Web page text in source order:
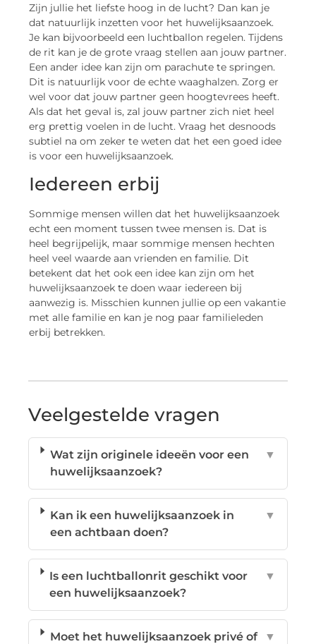
Zijn jullie het liefste hoog in de lucht? Dan kan je
dat natuurlijk inzetten voor het huwelijksaanzoek.
Je kan bijvoorbeeld een luchtballon regelen. Tijdens
de rit kan je de grote vraag stellen aan jouw partner.
Een ander idee kan zijn om parachute te springen.
Dit is natuurlijk voor de echte waaghalzen. Zorg er
wel voor dat jouw partner geen hoogtevrees heeft.
Als dat het geval is, zal jouw partner zich niet heel
erg prettig voelen in de lucht. Vraag het desnoods
subtiel na om zeker te weten dat het een goed idee
is voor een huwelijksaanzoek.
Iedereen erbij
Sommige mensen willen dat het huwelijksaanzoek
echt een moment tussen twee mensen is. Dat is
heel begrijpelijk, maar sommige mensen hechten
heel veel waarde aan vrienden en familie. Dit
betekent dat het ook een idee kan zijn om het
huwelijksaanzoek te doen waar iedereen bij
aanwezig is. Misschien kunnen jullie op een vakantie
met alle familie en kan je nog paar familieleden
erbij betrekken.
Veelgestelde vragen
Wat zijn originele ideeën voor een
huwelijksaanzoek?
▼
Kan ik een huwelijksaanzoek in
een achtbaan doen?
▼
Is een luchtballonrit geschikt voor
een huwelijksaanzoek?
▼
Moet het huwelijksaanzoek privé of
▼